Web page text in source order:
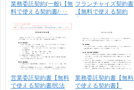
業務委託契約(一般)【無
料で使える契約書/･･･
フランチャイズ契約書
【無料で使える契約
営業委託契約書【無料
で使える契約書/民法
業務委託契約書【無料
で使える契約書】